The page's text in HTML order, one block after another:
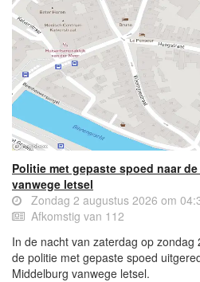
Politie met gepaste spoed naar
vanwege letsel
Zondag 2 augustus 2026 om
Afkomstig van 112
In de nacht van zaterdag op
de politie met gepaste spoed
Middelburg vanwege letsel.